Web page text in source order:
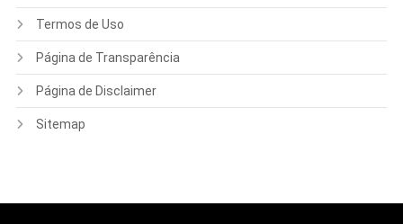
Termos de Uso
Página de Transparência
Página de Disclaimer
Sitemap